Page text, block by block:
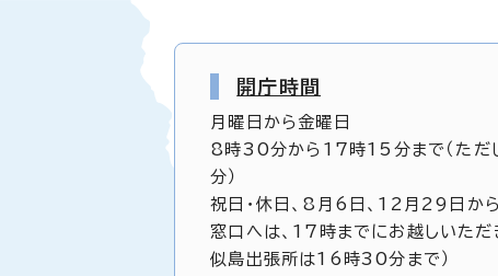
開庁時間
月曜日から金曜日
8時30分から17時15分まで（ただ
分）
祝日・休日、8月6日、12月29日か
窓口へは、17時までにお越しいただ
似島出張所は16時30分まで）